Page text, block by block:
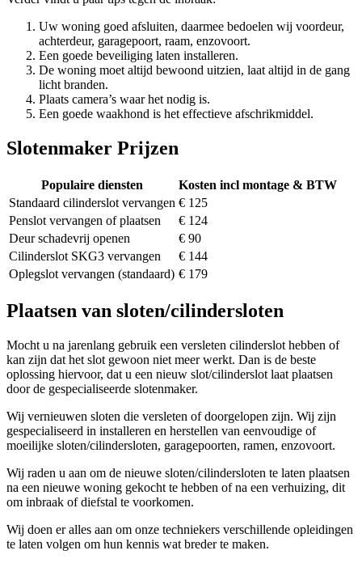
Uw woning goed afsluiten, daarmee bedoelen wij voordeur,
achterdeur, garagepoort, raam, enzovoort.
Een goede beveiliging laten installeren.
De woning moet altijd bewoond uitzien, laat altijd in de gang
licht branden.
Plaats camera’s waar het nodig is.
Een goede waakhond is het effectieve afschrikmiddel.
Slotenmaker Prijzen
Populaire diensten
Kosten incl montage & BTW
Standaard cilinderslot vervangen € 125
Penslot vervangen of plaatsen
€ 124
Deur schadevrij openen
€ 90
Cilinderslot SKG3 vervangen
€ 144
Oplegslot vervangen (standaard) € 179
Plaatsen van sloten/cilindersloten
Mocht u na jarenlang gebruik een versleten cilinderslot hebben of
kan zijn dat het slot gewoon niet meer werkt. Dan is de beste
oplossing hiervoor, dat u een nieuw slot/cilinderslot laat plaatsen
door de gespecialiseerde slotenmaker.
Wij vernieuwen sloten die versleten of doorgelopen zijn. Wij zijn
gespecialiseerd in installeren en herstellen van eenvoudige of
moeilijke sloten/cilindersloten, garagepoorten, ramen, enzovoort.
Wij raden u aan om de nieuwe sloten/cilindersloten te laten plaatsen
na een nieuwe woning gekocht te hebben of na een verhuizing, dit
om inbraak of diefstal te voorkomen.
Wij doen er alles aan om onze techniekers verschillende opleidingen
te laten volgen om hun kennis wat breder te maken.